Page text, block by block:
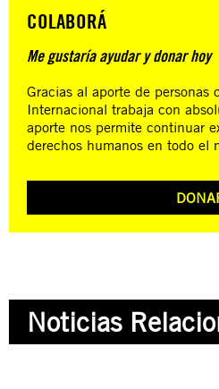
COLABORÁ
Me gustaría ayudar y donar hoy
Gracias al aporte de personas
Internacional trabaja con
aporte nos permite continuar
derechos humanos en todo el
Noticias